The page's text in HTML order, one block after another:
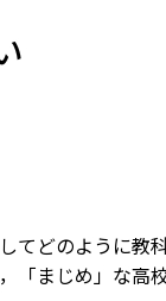
てどのように教
「まじめ」な高